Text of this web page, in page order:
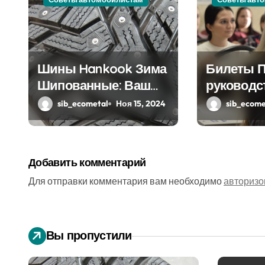
п
о
з
а
п
с
Шины Hankook Зима
Шипованные: Ваш
Надежный Партнёр
на Снежных Дорогах
sib_ecometal Ноя 15, 2024
Билеты
Добавить комментарий
Для отправки комментария вам необходимо
Вы пропустили